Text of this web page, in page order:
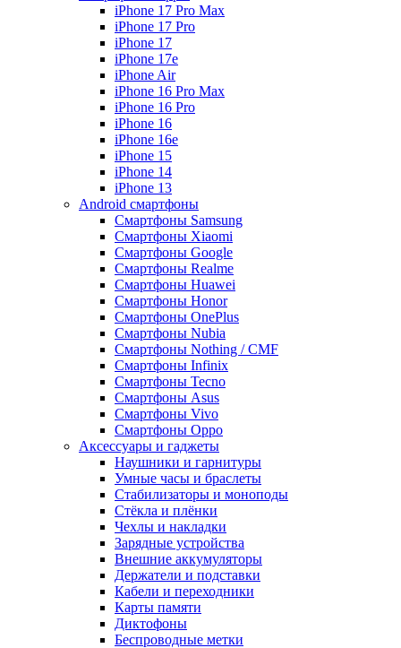
iPhone 17 Pro Max
iPhone 17 Pro
iPhone 17
iPhone 17e
iPhone Air
iPhone 16 Pro Max
iPhone 16 Pro
iPhone 16
iPhone 16e
iPhone 15
iPhone 14
iPhone 13
Android cмартфоны
Смартфоны Samsung
Смартфоны Xiaomi
Смартфоны Google
Смартфоны Realme
Смартфоны Huawei
Смартфоны Honor
Смартфоны OnePlus
Смартфоны Nubia
Смартфоны Nothing / CMF
Смартфоны Infinix
Смартфоны Tecno
Смартфоны Asus
Смартфоны Vivo
Смартфоны Oppo
Аксессуары и гаджеты
Наушники и гарнитуры
Умные часы и браслеты
Стабилизаторы и моноподы
Стёкла и плёнки
Чехлы и накладки
Зарядные устройства
Внешние аккумуляторы
Держатели и подставки
Кабели и переходники
Карты памяти
Диктофоны
Беспроводные метки